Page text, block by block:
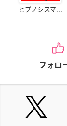
ヒプノシスマ...
フォロ